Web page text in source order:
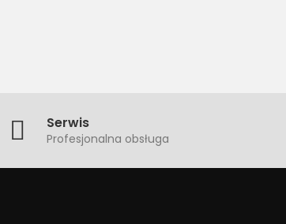
Serwis
Profesjonalna obsługa